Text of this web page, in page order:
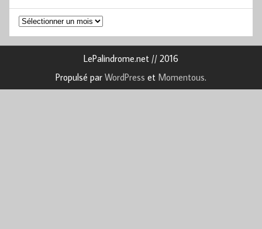
Archives
LePalindrome.net // 2016
Propulsé par WordPress et Momentous.